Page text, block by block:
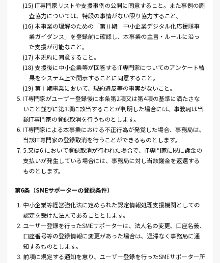
(15) IT専門家リストや支援事例の公開に同意すること。また事例の調
査協力については、特段の事情がない限り協力すること。
(16) 本事業の理解のための「第Ⅱ期 中小企業デジタル化応援隊事
業ガイダンス」を登録前に確認し、本事業の主旨・ルールに沿っ
た支援が可能なこと。
(17) 本規約に同意すること。
(18) 支援後に中小企業等が回答するIT専門家についてのアンケート結
果をシステム上で開示することに同意すること。
(19) 第Ⅰ期事業において、規約違反等の事実がないこと。
5. IT専門家がユーザー登録後に本条第2項又は第4項の基準に満たさな
いこと並びに第3項に該当することが判明した場合には、事務局は当
該IT専門家の登録取消を行うものとします。
6. IT専門家による本事業における不正行為が発覚した場合、事務局は、
当該IT専門家の登録取消を行うことができるものとします。
7. 5.又は6.において登録取消が行われた場合で、IT専門家に既に謝金の
支払いが発生している場合には、事務局に対し当該謝金を返還する
ものとします。
第6条（SMEサポーターの登録条件）
1. 中小企業等経営強化法に定められた認定情報処理支援機関としての
認定を受けた法人であることとします。
2. ユーザー登録を行ったSMEサポーターは、法人名の変更、口座名義、
口座番号等の登録情報に変更があった場合は、遅滞なく事務局に通
知するものとします。
3. 前項に規定する通知を怠り、ユーザー登録を行ったSMEサポーター所